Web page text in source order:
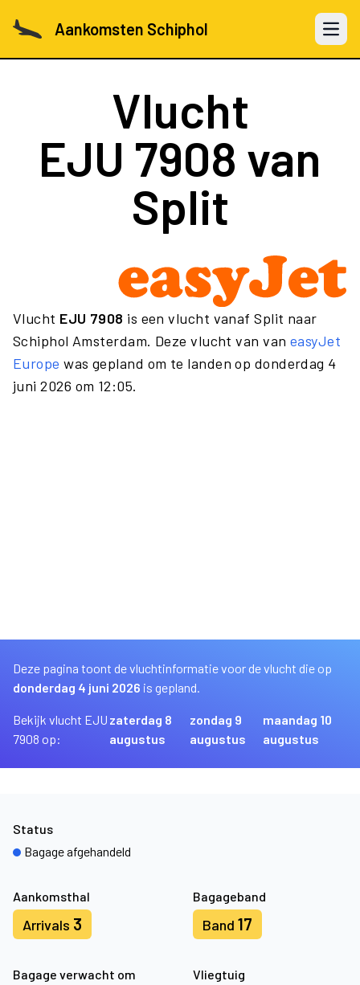
Aankomsten Schiphol Open
Vlucht
EJU 7908 van
Split
Vlucht EJU 7908 is een vlucht vanaf Split naar
Schiphol Amsterdam. Deze vlucht van vaneasyJet
Europe was gepland om te landen op donderdag 4
juni 2026 om 12:05.
Deze pagina toont de vluchtinformatie voor de vlucht die op
donderdag 4 juni 2026 is gepland.
Bekijk vlucht EJU
7908 op:
zaterdag 8
augustus
zondag 9
augustus
maandag 10
augustus
Aankomsthal
Arrivals 3
Bagageband
Band 17
Bagage verwacht om
Vliegtuig
Status
Bagage afgehandeld